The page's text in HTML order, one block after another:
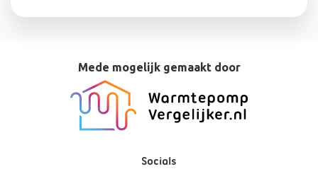
Mede mogelijk gemaakt door
Socials